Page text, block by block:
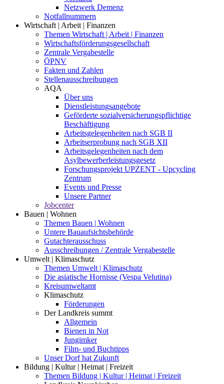
Netzwerk Demenz
Notfallnummern
Wirtschaft | Arbeit | Finanzen
Themen Wirtschaft | Arbeit | Finanzen
Wirtschaftsförderungsgesellschaft
Zentrale Vergabestelle
ÖPNV
Fakten und Zahlen
Stellenausschreibungen
AQA
Über uns
Dienstleistungsangebote
Geförderte sozialversicherungspflichtige
Beschäftigung
Arbeitsgelegenheiten nach SGB II
Arbeitserprobung nach SGB XII
Arbeitsgelegenheiten nach dem
Asylbewerberleistungsgesetz
Forschungsprojekt UPZENT - Upcycling
Zentrum
Events und Presse
Unsere Partner
Jobcenter
Bauen | Wohnen
Themen Bauen | Wohnen
Untere Bauaufsichtsbehörde
Gutachterausschuss
Ausschreibungen / Zentrale Vergabestelle
Umwelt | Klimaschutz
Themen Umwelt | Klimaschutz
Die asiatische Hornisse (Vespa Velutina)
Kreisumweltamt
Klimaschutz
Förderungen
Der Landkreis summt
Allgemein
Bienen in Not
Jungimker
Film- und Buchtipps
Unser Dorf hat Zukunft
Bildung | Kultur | Heimat | Freizeit
Themen Bildung | Kultur | Heimat | Freizeit